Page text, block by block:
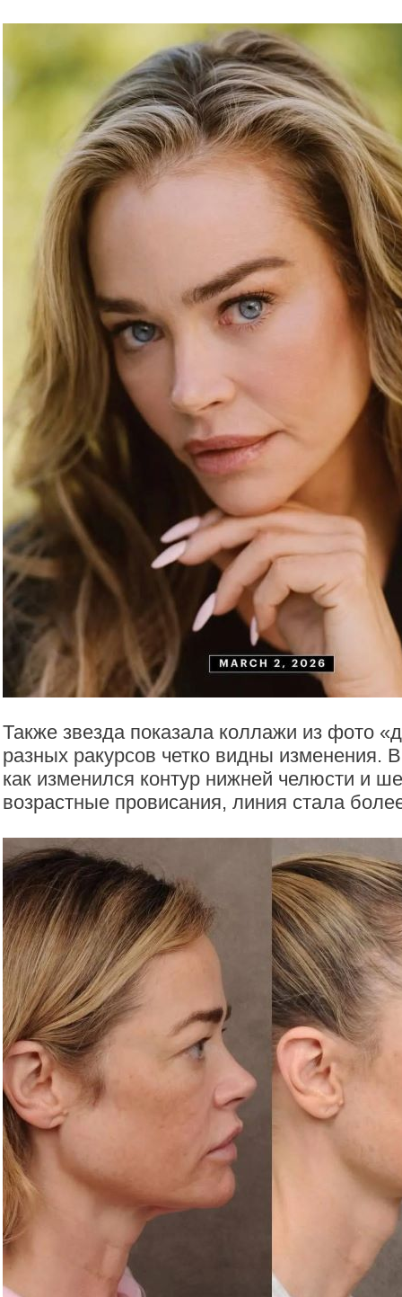
Также звезда показала коллажи из фото
разных ракурсов четко видны изменения.
как изменился контур нижней челюсти и
возрастные провисания, линия стала